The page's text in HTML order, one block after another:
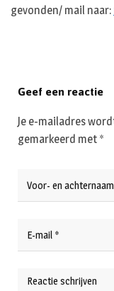
gevonden/ mail naar:
Geef een reactie
Je e-mailadres
gemarkeerd met *